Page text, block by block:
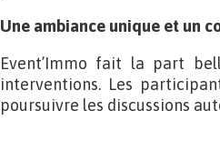
Une ambiance unique et un
Event’Immo fait la part
interventions. Les
poursuivre les discussions